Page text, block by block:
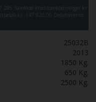
Samlede Kreditomkostninger kr.
kr. 147.920,00
Debitorrente
25032B
2013
1850 Kg.
650 Kg.
2500 Kg.